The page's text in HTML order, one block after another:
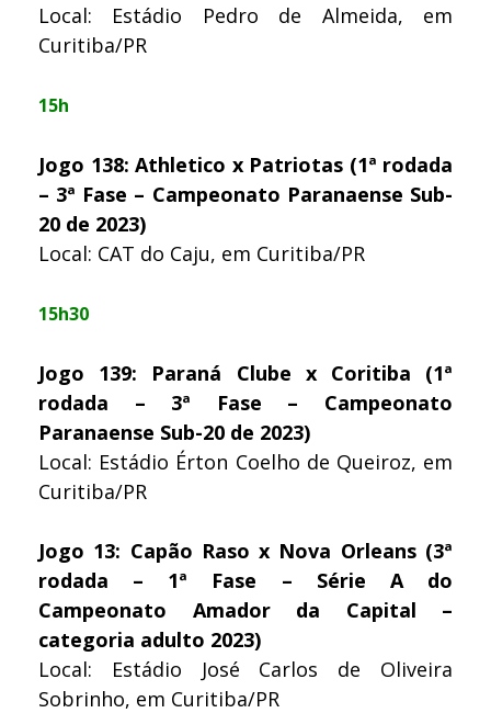
Local: Estádio Pedro de Almeida, em
Curitiba/PR
15h
Jogo 138: Athletico x Patriotas (1ª rodada
– 3ª Fase – Campeonato Paranaense Sub-
20 de 2023)
Local: CAT do Caju, em Curitiba/PR
15h30
Jogo 139: Paraná Clube x Coritiba (1ª
rodada – 3ª Fase – Campeonato
Paranaense Sub-20 de 2023)
Local: Estádio Érton Coelho de Queiroz, em
Curitiba/PR
Jogo 13: Capão Raso x Nova Orleans (3ª
rodada – 1ª Fase – Série A do
Campeonato Amador da Capital –
categoria adulto 2023)
Local: Estádio José Carlos de Oliveira
Sobrinho, em Curitiba/PR